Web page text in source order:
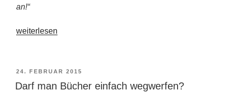
an!“
„Tipps
weiterlesen
VERÖFFENTLICHT
AM
24. FEBRUAR 2015
Darf man Bücher einfach wegwerfen?